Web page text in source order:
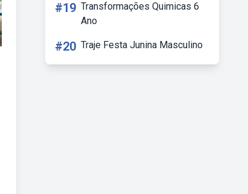
#19 Transformações Quimicas 6
Ano
#20 Traje Festa Junina Masculino